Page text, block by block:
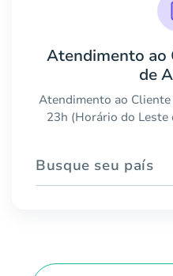
Atendimento ao
de
Atendimento ao
23h (Horário do Leste
Busque seu país